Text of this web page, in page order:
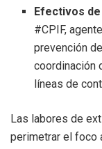
Efectivos
#CPIF,
prevención
coordinación
líneas de
Las labores de
perimetrar el foco